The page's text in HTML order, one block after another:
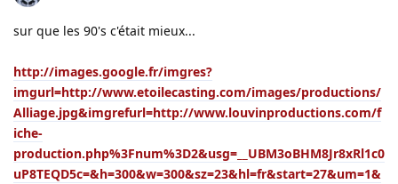
sur que les 90's c'était mieux...
http://images.google.fr/imgres?
imgurl=http://www.etoilecasting.com/images/productions/
Alliage.jpg&imgrefurl=http://www.louvinproductions.com/f
iche-
production.php%3Fnum%3D2&usg=__UBM3oBHM8Jr8xRl1c0
uP8TEQD5c=&h=300&w=300&sz=23&hl=fr&start=27&um=1&